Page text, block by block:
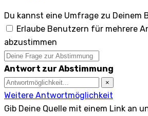
Du kannst eine Umfrage zu Deinem
Erlaube Benutzern für mehrere
abzustimmen
Antwort zur Abstimmung
×
Weitere Antwortmöglichkeit
Gib Deine Quelle mit einem Link an